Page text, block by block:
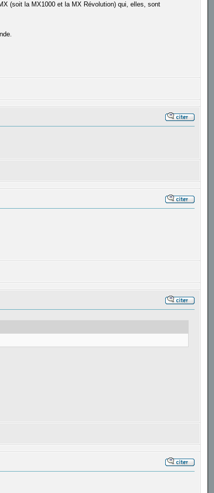
(soit la MX1000 et la MX Révolution) qui, elles, sont